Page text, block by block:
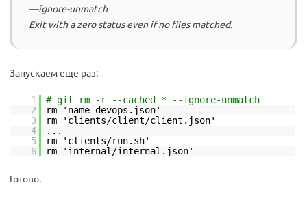
—ignore-unmatch
Exit with a zero status even if no files matched.
Запускаем еще раз:
1
# git rm -r --cached * --ignore-unmatch
2
rm 'name_devops.json'
3
rm 'clients/client/client.json'
4
...
5
rm 'clients/run.sh'
6
rm 'internal/internal.json'
Готово.